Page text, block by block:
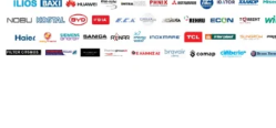
ΤΎΠΟΣ ΛΕΙΤ.